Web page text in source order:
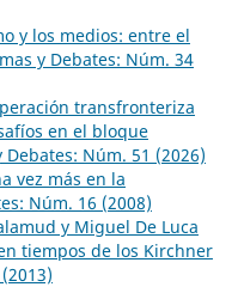
y los medios: entre el
y Debates: Núm. 34
transfronteriza
en el bloque
Debates: Núm. 51 (2026)
vez más en la
Núm. 16 (2008)
y Miguel De Luca
tiempos de los Kirchner